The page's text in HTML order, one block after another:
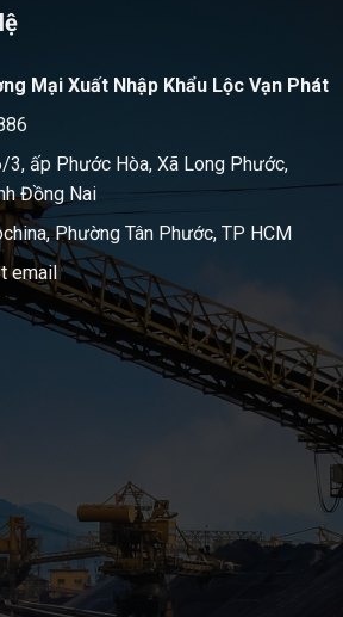
Mại Xuất Nhập Khẩu Lộc Vạn Phát
ấp Phước Hòa, Xã Long Phước,
Đồng Nai
Phường Tân Phước, TP HCM
email